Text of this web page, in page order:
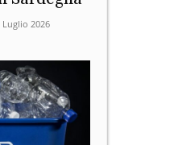
Luglio 2026